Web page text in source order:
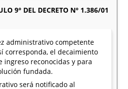
9° DEL DECRETO N° 1.386/01
administrativo competente
corresponda, el decaimiento
ingreso reconocidas y para
fundada.
será notificado al